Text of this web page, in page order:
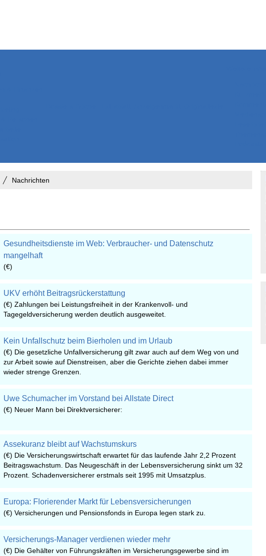
Nachrichten
Gesundheitsdienste im Web: Verbraucher- und Datenschutz
mangelhaft
(€)
UKV erhöht Beitragsrückerstattung
(€) Zahlungen bei Leistungsfreiheit in der Krankenvoll- und
Tagegeldversicherung werden deutlich ausgeweitet.
Kein Unfallschutz beim Bierholen und im Urlaub
(€) Die gesetzliche Unfallversicherung gilt zwar auch auf dem Weg von und
zur Arbeit sowie auf Dienstreisen, aber die Gerichte ziehen dabei immer
wieder strenge Grenzen.
Uwe Schumacher im Vorstand bei Allstate Direct
(€) Neuer Mann bei Direktversicherer:
Assekuranz bleibt auf Wachstumskurs
(€) Die Versicherungswirtschaft erwartet für das laufende Jahr 2,2 Prozent
Beitragswachstum. Das Neugeschäft in der Lebensversicherung sinkt um 32
Prozent. Schadenversicherer erstmals seit 1995 mit Umsatzplus.
Europa: Florierender Markt für Lebensversicherungen
(€) Versicherungen und Pensionsfonds in Europa legen stark zu.
Versicherungs-Manager verdienen wieder mehr
(€) Die Gehälter von Führungskräften im Versicherungsgewerbe sind im